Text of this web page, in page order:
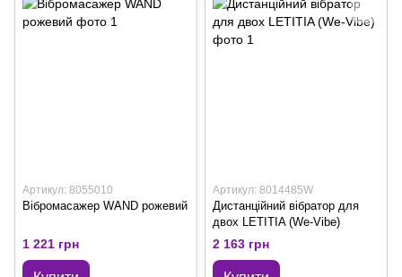
Артикул: 8055010
Вібромасажер WAND рожевий
1 221 грн
Артикул: 8014485W
Дистанційний вібратор для
двох LETITIA (We-Vibe)
2 163 грн